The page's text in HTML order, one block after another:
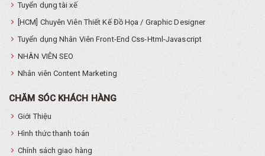
Tuyển dụng tài xế
[HCM] Chuyên Viên Thiết Kế Đồ Họa / Graphic Designer
Tuyển dụng Nhân Viên Front-End Css-Html-Javascript
NHÂN VIÊN SEO
Nhân viên Content Marketing
CHĂM SÓC KHÁCH HÀNG
Giới Thiệu
Hình thức thanh toán
Chính sách giao hàng